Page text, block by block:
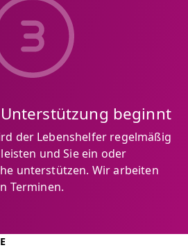
beginnt
der Lebenshelfer regelmäßig
und Sie ein oder
unterstützen. Wir arbeiten
Terminen.